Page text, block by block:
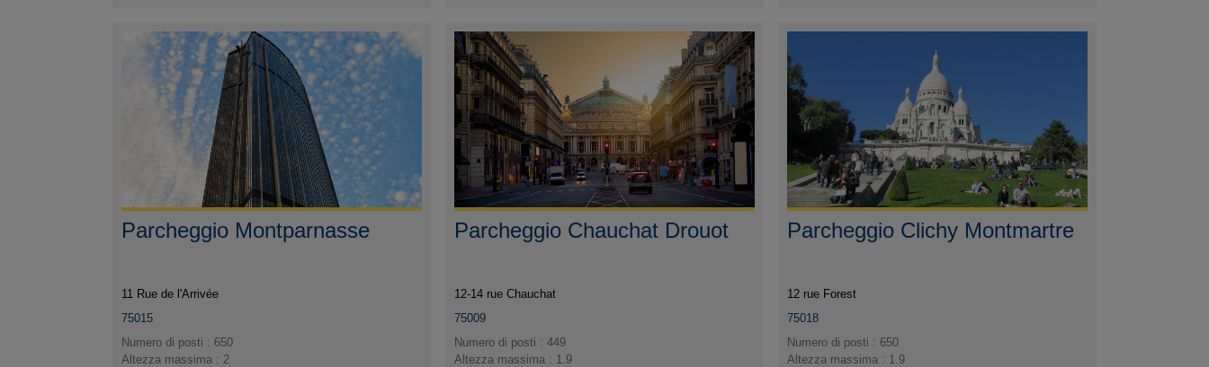
Parcheggio Montparnasse
11 Rue de l'Arrivée
75015
Numero di posti : 650
Altezza massima : 2
Parcheggio Chauchat Drouot
12-14 rue Chauchat
75009
Numero di posti : 449
Altezza massima : 1.9
Parcheggio Clichy Montmartre
12 rue Forest
75018
Numero di posti : 650
Altezza massima : 1.9